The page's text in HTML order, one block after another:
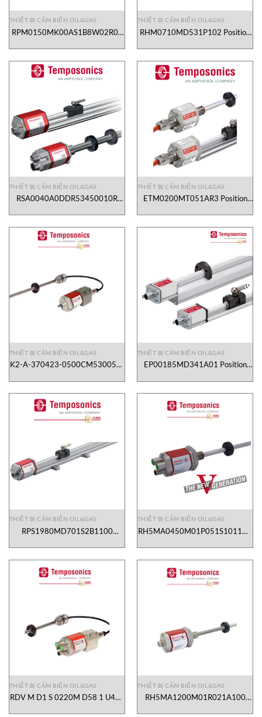
THIẾT BỊ CẢM BIẾN OIL&GAS
RPM0150MK00AS1B8W02R01
Vietnam
THIẾT BỊ CẢM BIẾN OIL&GAS
RHM0710MD531P102 Position
THIẾT BỊ CẢM BIẾN OIL&GAS
RSA0040A0DDR53450010R
Vietnam
THIẾT BỊ CẢM BIẾN OIL&GAS
ETM0200MT051AR3 Position
THIẾT BỊ CẢM BIẾN OIL&GAS
K2-A-370423-0500CM530052-
Vietnam
THIẾT BỊ CẢM BIẾN OIL&GAS
EP00185MD341A01 Position
THIẾT BỊ CẢM BIẾN OIL&GAS
RPS1980MD701S2B1100
Vietnam
THIẾT BỊ CẢM BIẾN OIL&GAS
RH5MA0450M01P051S1011G8
Vietnam
THIẾT BỊ CẢM BIẾN OIL&GAS
RDV M D1 S 0220M D58 1 U401
THIẾT BỊ CẢM BIẾN OIL&GAS
RH5MA1200M01R021A100